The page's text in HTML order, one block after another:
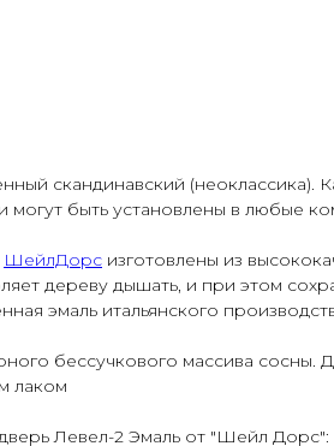
скандинавский
могут быть установлены в любые
ШейлДорс изготовлены из
дереву дышать, и при этом
эмаль итальянского
бессучкового массива
лаком
Левел-2 Эмаль от "Шейл